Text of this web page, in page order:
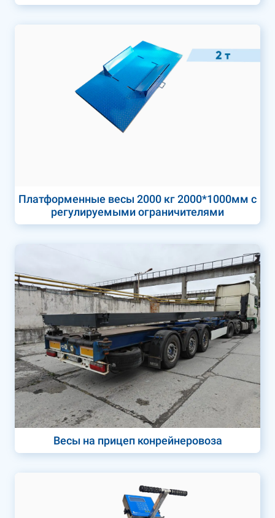
Платформенные весы 2000 кг 2000*1000мм с
регулируемыми ограничителями
Весы на прицеп конрейнеровоза